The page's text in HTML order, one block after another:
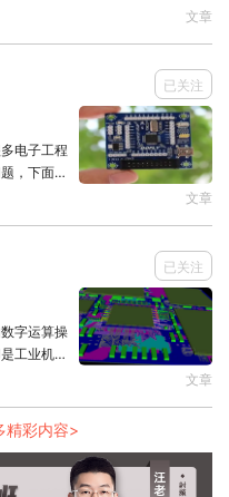
文章
已关注
电子工程
，下面将
误，希望
到的结
文章
已关注
字运算操
工业机械
学习的
试阶
文章
精彩内容>